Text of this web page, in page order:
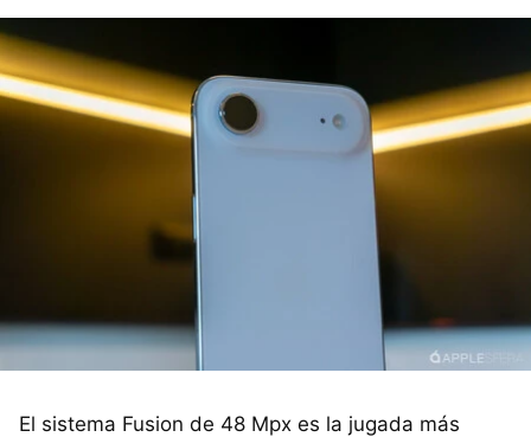
El sistema Fusion de 48 Mpx es la jugada más